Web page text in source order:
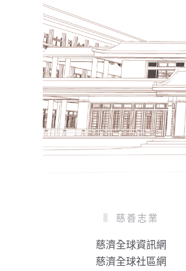
慈善志業
慈濟全球資訊網
慈濟全球社區網